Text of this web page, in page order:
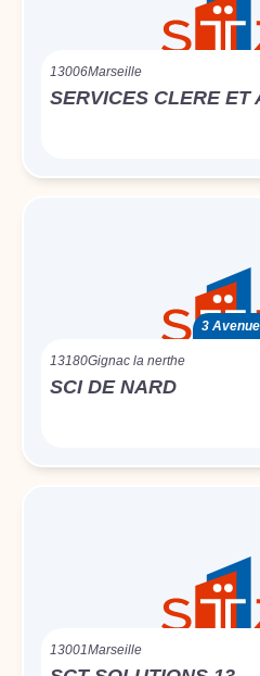
13006Marseille
SERVICES CLERE ET
3
13180Gignac la nerthe
SCI DE NARD
13001Marseille